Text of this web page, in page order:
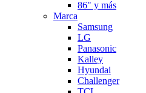
86" y más
Marca
Samsung
LG
Panasonic
Kalley
Hyundai
Challenger